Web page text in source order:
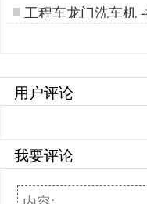
工程车龙门洗车机
[隆茂鑫晟]…
用户评论
我要评论